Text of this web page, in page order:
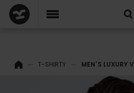
T-SHIRTY MEN´S LUXURY